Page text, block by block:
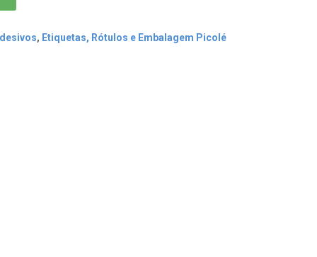
, Etiquetas, Rótulos e Embalagem Picolé